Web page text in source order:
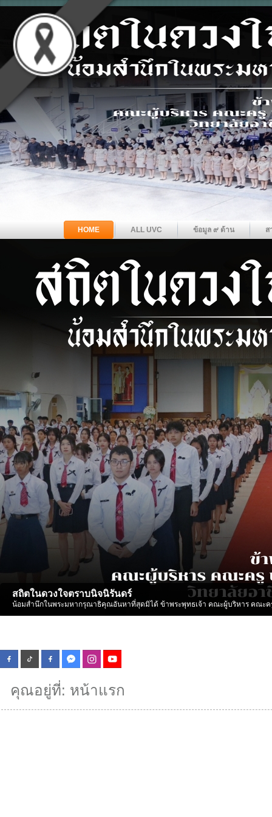
HOME ALL UVC ข้อมูล ๙ ด้าน ส
สถิตในดวงใจตราบนิจนิรันดร์
น้อมสำนึกในพระมหากรุณาธิคุณอันหาที่สุดมิได้ ข้าพระพุทธเจ้า คณะผู้บริหาร คณะค
คุณอยู่ที่: หน้าแรก